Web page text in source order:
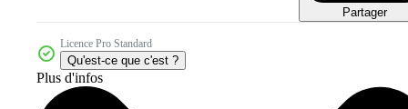
Partager
Licence Pro Standard
Qu'est-ce que c'est ?
Plus d'infos